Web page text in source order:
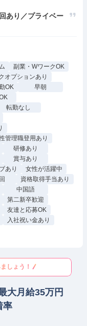
あり／プライベー
副業・WワークOK
オプションあり
OK
早朝
転勤なし
管理職登用あり
研修あり
賞与あり
あり
女性が活躍中
資格取得手当あり
中国語
第二新卒歓迎
友達と応募OK
入社祝い金あり
しょう！
大月給35万円
率